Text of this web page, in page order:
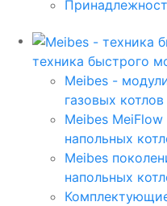
техника быстрого
Meibes -
газовых котлов
Meibes
напольных
Meibes
напольных